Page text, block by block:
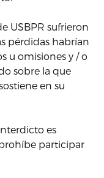
USBPR sufrieron
pérdidas habrían
u omisiones y / o
sobre la que
en su
es
participar